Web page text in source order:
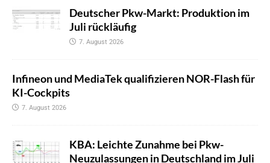
Deutscher Pkw-Markt: Produktion im
Juli rückläufig
7. August 2026
Infineon und MediaTek qualifizieren NOR-Flash für
KI-Cockpits
7. August 2026
KBA: Leichte Zunahme bei Pkw-
Neuzulassungen in Deutschland im Juli